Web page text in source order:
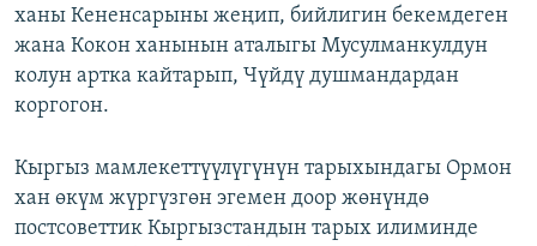
ханы Кененсарыны жеңип, бийлигин бекемдеген
жана Кокон ханынын аталыгы Мусулманкулдун
колун артка кайтарып, Чүйдү душмандардан
коргогон.
Кыргыз мамлекеттүүлүгүнүн тарыхындагы Ормон
хан өкүм жүргүзгөн эгемен доор жөнүндө
постсоветтик Кыргызстандын тарых илиминде